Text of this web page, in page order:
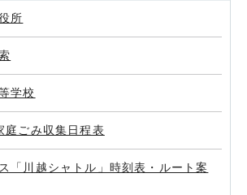
所
学校
庭ごみ収集日程表
「川越シャトル」時刻表・ルート案